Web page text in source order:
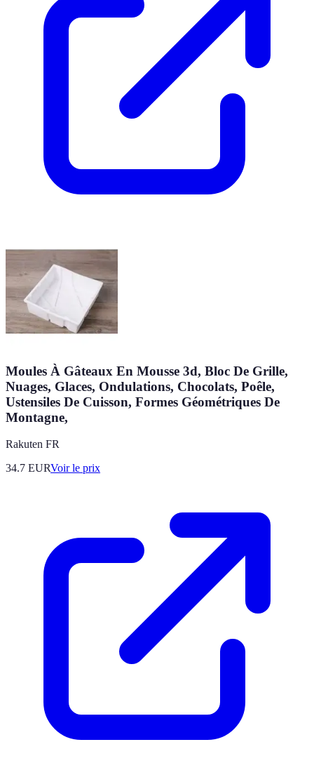
Moules À Gâteaux En Mousse 3d, Bloc De Grille,
Nuages, Glaces, Ondulations, Chocolats, Poêle,
Ustensiles De Cuisson, Formes Géométriques De
Montagne,
Rakuten FR
34.7 EURVoir le prix